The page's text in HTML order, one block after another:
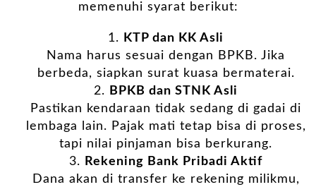
memenuhi syarat berikut:
KTP dan KK Asli
Nama harus sesuai dengan BPKB. Jika
berbeda, siapkan surat kuasa bermaterai.
BPKB dan STNK Asli
Pastikan kendaraan tidak sedang di gadai di
lembaga lain. Pajak mati tetap bisa di proses,
tapi nilai pinjaman bisa berkurang.
Rekening Bank Pribadi Aktif
Dana akan di transfer ke rekening milikmu,